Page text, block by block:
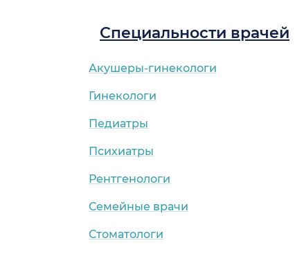
Специальности врачей
Акушеры-гинекологи
Гинекологи
Педиатры
Психиатры
Рентгенологи
Семейные врачи
Стоматологи